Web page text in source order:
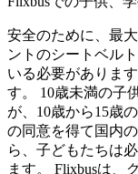
安全のために、最
ントのシートベル
いる必要がありま
す。 10歳未満の子
が、10歳から15歳
の同意を得て国内
ら、子どもたちは
ます。 Flixbusは、